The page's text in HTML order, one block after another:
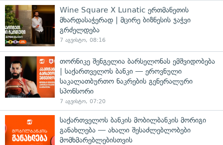
Wine Square X Lunatic ერთმანეთის
მხარდასაჭერად | მცირე ბიზნესის ჯაჭვი
გრძელდება
7 აგვისტო, 08:16
თორნიკე შენგელია ბარსელონას ემშვიდობება
| საქართველოს ბანკი — ეროვნული
საკალათბურთო ნაკრების გენერალური
სპონსორი
7 აგვისტო, 07:20
საქართველოს ბანკის მობილბანკის მორიგი
განახლება — ახალი შესაძლებლობები
მომხმარებლებისთვის